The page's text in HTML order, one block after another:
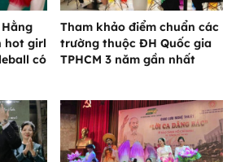
hot girl
có
Tham khảo điểm chuẩn các
trường thuộc ĐH Quốc gia
TPHCM 3 năm gần nhất